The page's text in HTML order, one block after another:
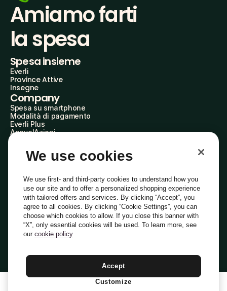
Amiamo farti
la spesa
Spesa insieme
Everli
Province Attive
Insegne
Company
Spesa su smartphone
Modalità di pagamento
Everli Plus
AgevolAzioni
Everli Shoppers
Scopri chi siamo
Domande frequenti
Lavora con noi
Diventa Shopper
Investitori
PrivacyCookiePreferenze Cookie
Termini e Condizioni
Italiano
We use cookies
We use first- and third-party cookies to understand how you
use our site and to offer a personalized shopping experience
with tailored offers and services. By clicking “Accept”, you
agree to all cookies. By clicking “Cookie Settings”, you can
choose which cookies to allow. If you close this banner with
“X”, only essential cookies will be used. To learn more, see
our cookie policy
Accept
Customize